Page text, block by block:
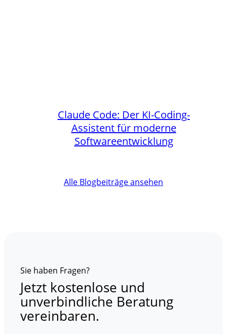
Claude Code: Der KI-Coding-
Assistent für moderne
Softwareentwicklung
Alle Blogbeiträge ansehen
Sie haben Fragen?
Jetzt kostenlose und
unverbindliche Beratung
vereinbaren.